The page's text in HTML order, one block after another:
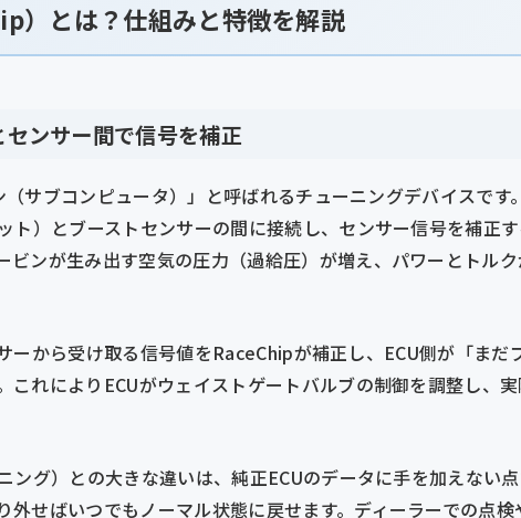
）とは？仕組みと特徴を解説
ンサー間で信号を補正
サブコンピュータ）」と呼ばれるチューニングデバイスです
ト）とブーストセンサーの間に接続し、センサー信号を補正
ビンが生み出す空気の圧力（過給圧）が増え、パワーとトル
ーから受け取る信号値をRaceChipが補正し、ECU側が「まだ
これによりECUがウェイストゲートバルブの制御を調整し、
ング）との大きな違いは、純正ECUのデータに手を加えない
外せばいつでもノーマル状態に戻せます。ディーラーでの点